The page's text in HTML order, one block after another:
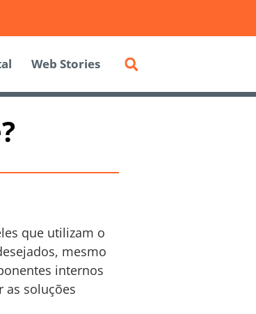
Web Stories
que utilizam o
mesmo
internos
as soluções